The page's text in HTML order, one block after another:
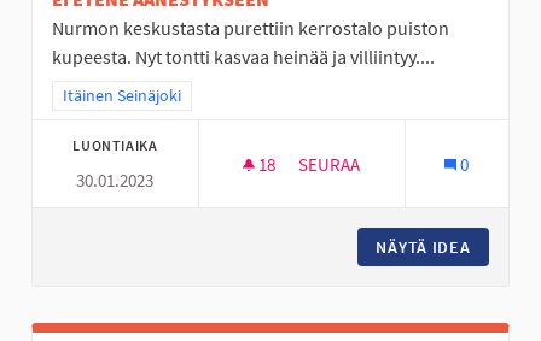
Nurmon keskustasta purettiin kerrostalo puiston
kupeesta. Nyt tontti kasvaa heinää ja villiintyy....
Rajaa tulokset teeman mukaan: Itäinen Seinäjoki
Itäinen Seinäjoki
LUONTIAIKA
30.01.2023
18 18 SEURAAJAA
SEURAA 0
NÄYTÄ IDEA